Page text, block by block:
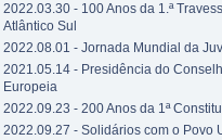
2022.03.30 - 100 Anos da 1.ª
Atlântico Sul
2022.08.01 - Jornada Mundial da
2021.05.14 - Presidência do
Europeia
2022.09.23 - 200 Anos da 1ª
2022.09.27 - Solidários com o Povo